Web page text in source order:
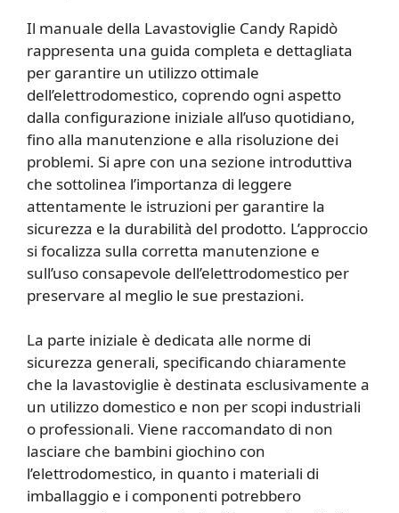
Il manuale della Lavastoviglie Candy Rapidò
rappresenta una guida completa e dettagliata
per garantire un utilizzo ottimale
dell’elettrodomestico, coprendo ogni aspetto
dalla configurazione iniziale all’uso quotidiano,
fino alla manutenzione e alla risoluzione dei
problemi. Si apre con una sezione introduttiva
che sottolinea l’importanza di leggere
attentamente le istruzioni per garantire la
sicurezza e la durabilità del prodotto. L’approccio
si focalizza sulla corretta manutenzione e
sull’uso consapevole dell’elettrodomestico per
preservare al meglio le sue prestazioni.
La parte iniziale è dedicata alle norme di
sicurezza generali, specificando chiaramente
che la lavastoviglie è destinata esclusivamente a
un utilizzo domestico e non per scopi industriali
o professionali. Viene raccomandato di non
lasciare che bambini giochino con
l’elettrodomestico, in quanto i materiali di
imballaggio e i componenti potrebbero